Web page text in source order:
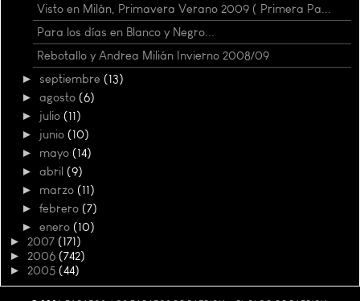
Visto en Milán, Primavera Verano 2009 ( Primera Pa...
Para los días en Blanco y Negro...
Rebotallo y Andrea Milián Invierno 2008/09
► septiembre (13)
► agosto (6)
► julio (11)
► junio (10)
► mayo (14)
► abril (9)
► marzo (11)
► febrero (7)
► enero (10)
► 2007 (171)
► 2006 (742)
► 2005 (44)